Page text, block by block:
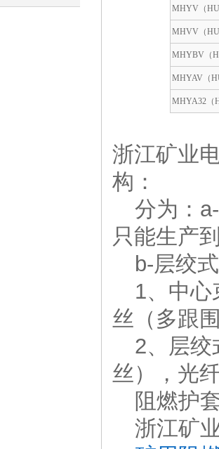
MHYV（
MHVV（
MHYBV（
MHYAV（
MHYA32（
浙江矿业
构：
分为： a-
只能生产
b-层绞式
1、中
丝（多跟
2、层绞
丝），光
阻燃护
浙江矿